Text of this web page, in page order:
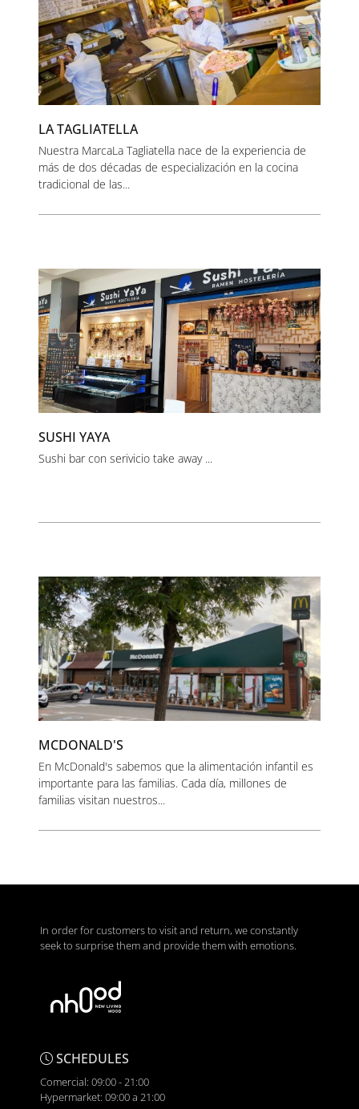
LA TAGLIATELLA
Nuestra MarcaLa Tagliatella nace de la experiencia de
más de dos décadas de especialización en la cocina
tradicional de las...
SUSHI YAYA
Sushi bar con serivicio take away ...
MCDONALD'S
En McDonald's sabemos que la alimentación infantil es
importante para las familias. Cada día, millones de
familias visitan nuestros...
In order for customers to visit and return, we constantly
seek to surprise them and provide them with emotions.
SCHEDULES
Comercial: 09:00 - 21:00
Hypermarket: 09:00 a 21:00